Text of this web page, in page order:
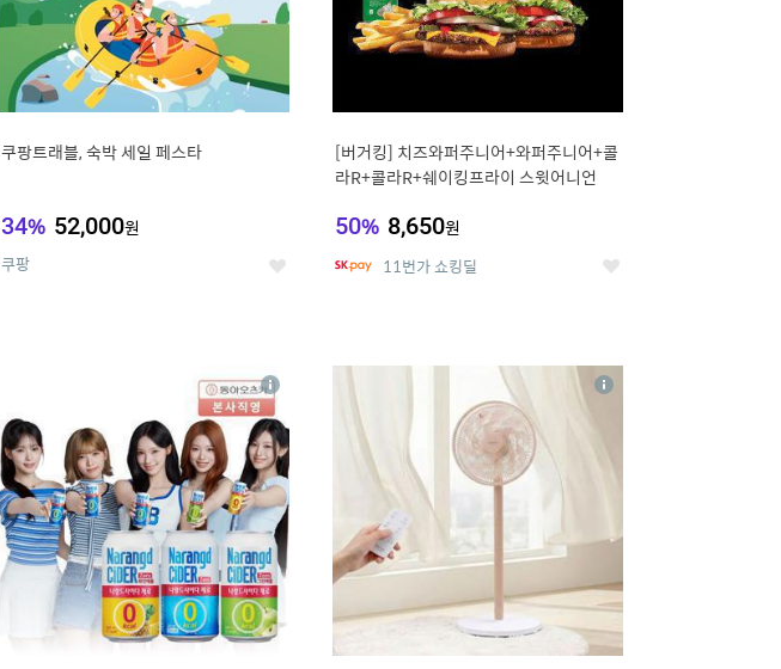
쿠팡트래블, 숙박 세일 페스타
34% 52,000원
쿠팡 좋
[버거킹] 치즈와퍼주니어+와퍼주니어+콜
라R+콜라R+쉐이킹프라이 스윗어니언
50% 8,650원
11번가 쇼킹딜 좋
상
세
8
상